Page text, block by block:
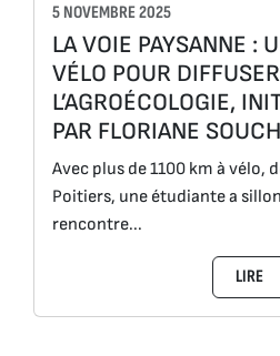
5 NOVEMBRE 2025
LA VOIE PAYSANNE :
VÉLO POUR DIFFUSER
L’AGROÉCOLOGIE,
PAR FLORIANE
Avec plus de 1100 km à vélo,
Poitiers, une étudiante a
rencontre...
LIRE